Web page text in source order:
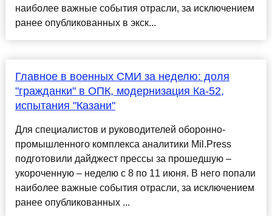
наиболее важные события отрасли, за исключением
ранее опубликованных в экск...
Главное в военных СМИ за неделю: доля
"гражданки" в ОПК, модернизация Ка-52,
испытания "Казани"
Для специалистов и руководителей оборонно-
промышленного комплекса аналитики Mil.Press
подготовили дайджест прессы за прошедшую –
укороченную – неделю с 8 по 11 июня. В него попали
наиболее важные события отрасли, за исключением
ранее опубликованных ...